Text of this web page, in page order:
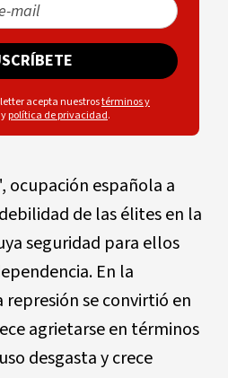
acepta nuestrostérminos y
ypolítica de privacidad.
ocupación española a
de las élites en la
seguridad para ellos
En la
se convirtió en
agrietarse en términos
desgasta y crece